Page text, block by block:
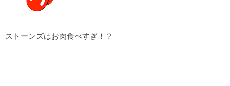
ストーンズはお肉食べすぎ！？